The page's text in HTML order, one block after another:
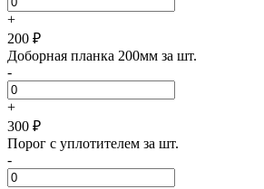
+
200 ₽
Доборная планка 200мм за шт.
-
+
300 ₽
Порог с уплотителем за шт.
-